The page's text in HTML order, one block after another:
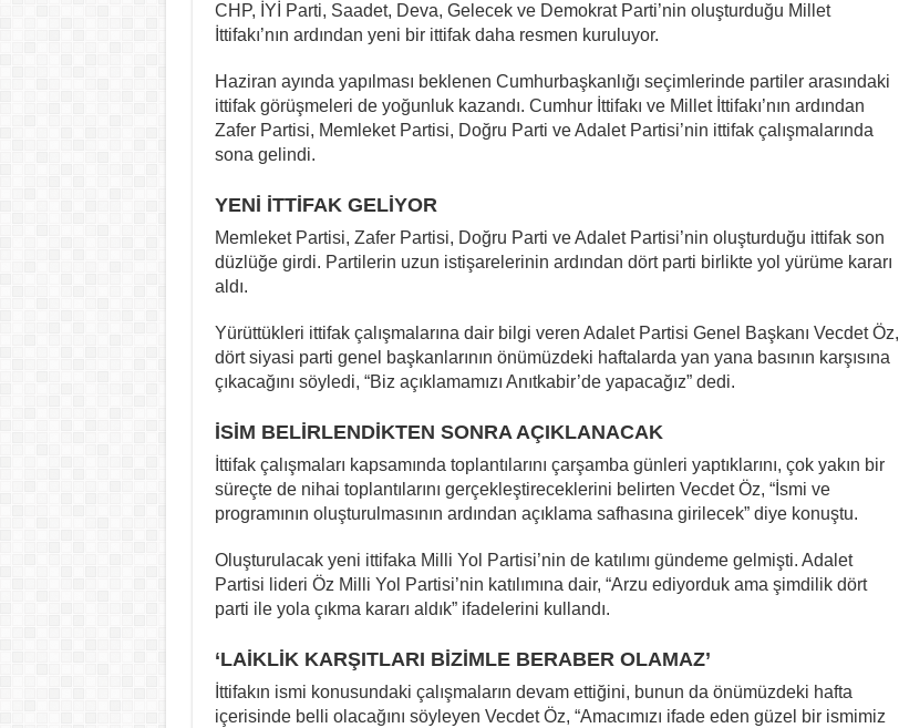
CHP, İYİ Parti, Saadet, Deva, Gelecek ve Demokrat Parti’nin oluşturduğu Millet
İttifakı’nın ardından yeni bir ittifak daha resmen kuruluyor.
Haziran ayında yapılması beklenen Cumhurbaşkanlığı seçimlerinde partiler arasındaki
ittifak görüşmeleri de yoğunluk kazandı. Cumhur İttifakı ve Millet İttifakı’nın ardından
Zafer Partisi, Memleket Partisi, Doğru Parti ve Adalet Partisi’nin ittifak çalışmalarında
sona gelindi.
YENİ İTTİFAK GELİYOR
Memleket Partisi, Zafer Partisi, Doğru Parti ve Adalet Partisi’nin oluşturduğu ittifak son
düzlüğe girdi. Partilerin uzun istişarelerinin ardından dört parti birlikte yol yürüme kararı
aldı.
Yürüttükleri ittifak çalışmalarına dair bilgi veren Adalet Partisi Genel Başkanı Vecdet Öz,
dört siyasi parti genel başkanlarının önümüzdeki haftalarda yan yana basının karşısına
çıkacağını söyledi, “Biz açıklamamızı Anıtkabir’de yapacağız” dedi.
İSİM BELİRLENDİKTEN SONRA AÇIKLANACAK
İttifak çalışmaları kapsamında toplantılarını çarşamba günleri yaptıklarını, çok yakın bir
süreçte de nihai toplantılarını gerçekleştireceklerini belirten Vecdet Öz, “İsmi ve
programının oluşturulmasının ardından açıklama safhasına girilecek” diye konuştu.
Oluşturulacak yeni ittifaka Milli Yol Partisi’nin de katılımı gündeme gelmişti. Adalet
Partisi lideri Öz Milli Yol Partisi’nin katılımına dair, “Arzu ediyorduk ama şimdilik dört
parti ile yola çıkma kararı aldık” ifadelerini kullandı.
‘LAİKLİK KARŞITLARI BİZİMLE BERABER OLAMAZ’
İttifakın ismi konusundaki çalışmaların devam ettiğini, bunun da önümüzdeki hafta
içerisinde belli olacağını söyleyen Vecdet Öz, “Amacımızı ifade eden güzel bir ismimiz